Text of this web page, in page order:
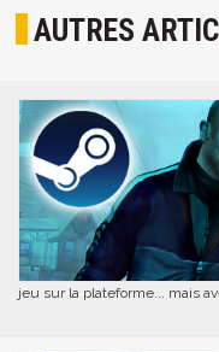
AUTRES
jeu sur la plateforme... mais